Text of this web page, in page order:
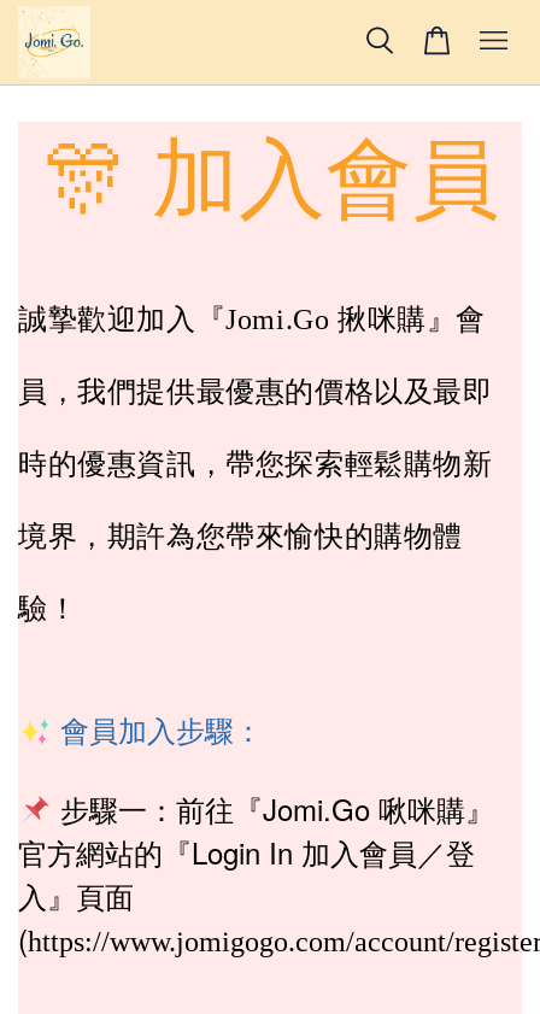
🎊 加入會員
誠摯歡迎加入『Jomi.Go 揪咪購』會
員，我們提供最優惠的價格以及最即
時的優惠資訊，帶您探索輕鬆購物新
境界，期許為您帶來愉快的購物體
驗！
會員加入步驟：
步驟一：前往 『Jomi.Go 啾咪購』
官方網站的 『Login In 加入會員／登
入』頁面
(https://www.jomigogo.com/account/